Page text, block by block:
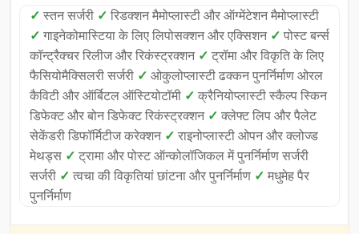
✓ स्तन सर्जरी ✓ रिडक्शन मैमोप्लास्टी और ऑग्मेंटेशन मैमोप्लास्टी
✓ गाइनेकोमास्टिया के लिए लिपोसक्शन और एक्सिशन ✓ पोस्ट बर्न्स
कॉन्ट्रैक्चर रिलीज और रिकंस्ट्रक्शन ✓ ट्रॉमा और विकृति के लिए
फैसियोमैक्सिलरी सर्जरी ✓ ओकुलोप्लास्टी ढक्कन पुनर्निर्माण ओरल
कैविटी और ऑर्बिटल ऑस्टियोटॉमी ✓ क्रैनियोप्लास्टी स्कैल्प स्किन
डिफेक्ट और बोन डिफेक्ट रिकंस्ट्रक्शन ✓ क्लेफ्ट लिप और पैलेट
सेकेंडरी डिफॉर्मिटीज करेक्शन ✓ राइनोप्लास्टी ओपन और क्लोज्ड
मेथड्स ✓ ट्रामा और पोस्ट ऑन्कोलॉजिकल में पुनर्निर्माण सर्जरी
सर्जरी ✓ त्वचा की विकृतियां छांटना और पुनर्निर्माण ✓ मधुमेह पैर
पुनर्निर्माण